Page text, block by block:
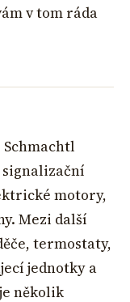
v tom ráda
motory,
Mezi další
termostaty,
jednotky a
několik